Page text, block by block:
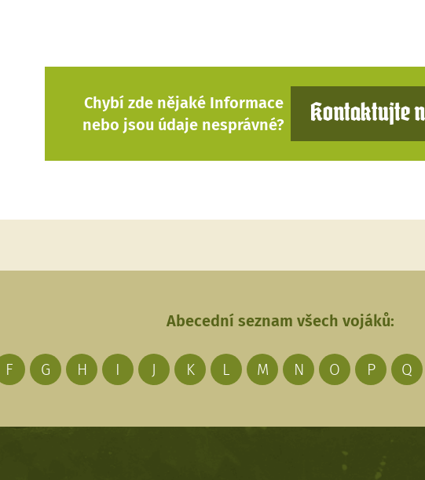
Chybí zde nějaké Informace
nebo jsou údaje nesprávné?
Kontaktujte
Abecední seznam všech vojáků:
F G H I J K L M N O P Q